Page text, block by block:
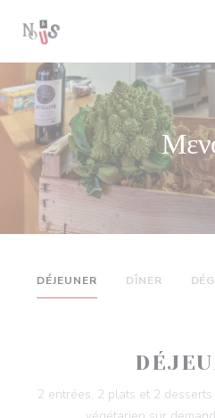
DÉJEUNER DÎNER
2 entrées, 2 plats et 2